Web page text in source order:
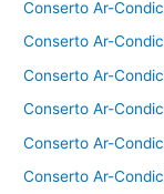
Conserto Ar-
Conserto Ar-
Conserto Ar-
Conserto Ar-
Conserto Ar-
Conserto Ar-